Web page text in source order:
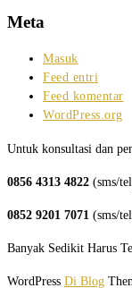
Meta
Masuk
Feed entri
Feed komentar
WordPress.org
Untuk konsultasi dan
0856 4313 4822 (sms/
0852 9201 7071 (sms/
Banyak Sedikit Harus
WordPress Di Blog